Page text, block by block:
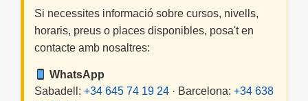
Si necessites informació sobre cursos, nivells,
horaris, preus o places disponibles, posa't en
contacte amb nosaltres:
WhatsApp
Sabadell: +34 645 74 19 24 · Barcelona: +34 638